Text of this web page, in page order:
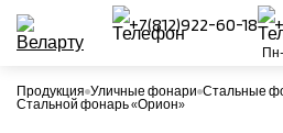
+7(812)922-60-18
Продукция Уличные фонари Стальные
Стальной фонарь «Орион»